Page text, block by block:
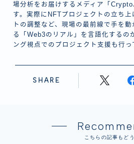
場分析をお届けするメディア「
す。実際にNFTプロジェクトの立ち
トの調整など、現場の最前線で手を
る「Web3のリアル」を言語化するの
ング視点でのプロジェクト支援も行っ
SHARE
こちらの記事もど